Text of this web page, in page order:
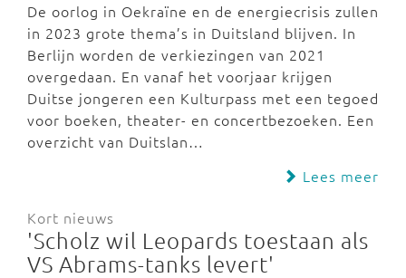
De oorlog in Oekraïne en de energiecrisis zullen
in 2023 grote thema’s in Duitsland blijven. In
Berlijn worden de verkiezingen van 2021
overgedaan. En vanaf het voorjaar krijgen
Duitse jongeren een Kulturpass met een tegoed
voor boeken, theater- en concertbezoeken. Een
overzicht van Duitslan…
Lees meer
Kort nieuws
'Scholz wil Leopards toestaan als
VS Abrams-tanks levert'